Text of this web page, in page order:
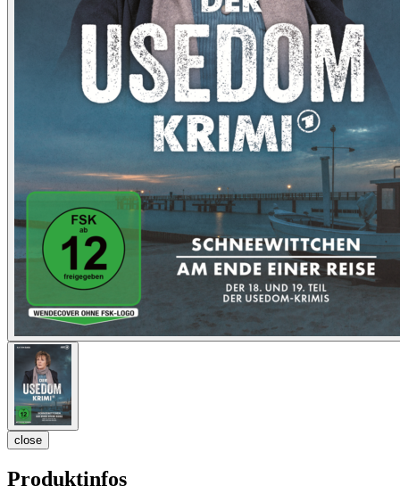
close
Produktinfos